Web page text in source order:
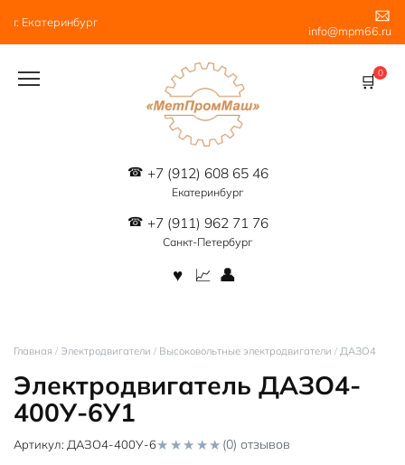
содержанию
г. Екатеринбург
info@mpm66.ru
+7 (912) 608 65 46
Екатеринбург
+7 (911) 962 71 76
Санкт-Петербург
0
Главная / Электродвигатели / Высоковольтные электродвигатели / ДАЗО4
Электродвигатель ДАЗО4-
400У-6У1
Артикул: ДАЗО4-400У-6 (0) отзывов